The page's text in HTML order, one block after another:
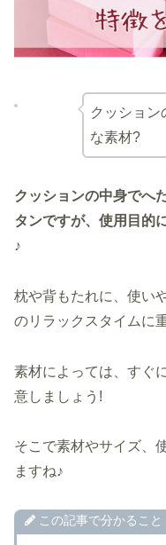
クッション
な素材?
クッションの中身でへ
タンですが、使用目的
♪
枕や背もたれに、使い
のリラックスタイムに
素材によっては、すぐ
意しましょう!
そこで素材やサイズ、
ますね♪
この記事で分かること